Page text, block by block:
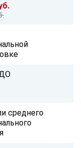
среднего